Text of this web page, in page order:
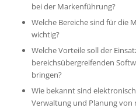
bei der Markenführung?
Welche Bereiche sind für die
wichtig?
Welche Vorteile soll der
bereichsübergreifenden
bringen?
Wie bekannt sind
Verwaltung und Planung von